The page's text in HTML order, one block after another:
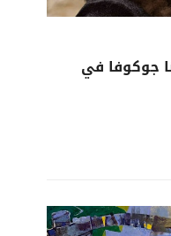
جوكوفا في